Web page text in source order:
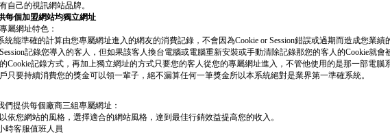
自己的視訊網站品牌。
每個加盟網站均獨立網址
屬網址特色：
統能準確的計算由您專屬網址進入的網友的消費記錄，不會因為Cookie or Session錯誤或過期而造成您業績
記錄您導入的客人，但如果該客人換台電腦或電腦重新安裝或手動清除記錄那您的客人的Cookie就
Cookie記錄方式，再加上獨立網址的方式只要您的客人從您的專屬網址進入，不管他使用的是那一部電
只要持續消費您的獎金可以領一輩子，絕不漏算任何一筆獎金所以本系統絕對是業界第一準確系統。
們提供每個廠商三組專屬網址：
依您網站的風格，選擇適合的網站風格，達到最佳行銷效益提高您的收入。
時客服值班人員